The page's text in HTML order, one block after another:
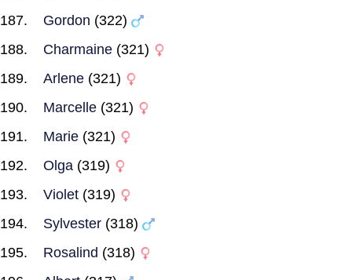
Gordon (322)
Charmaine (321)
Arlene (321)
Marcelle (321)
Marie (321)
Olga (319)
Violet (319)
Sylvester (318)
Rosalind (318)